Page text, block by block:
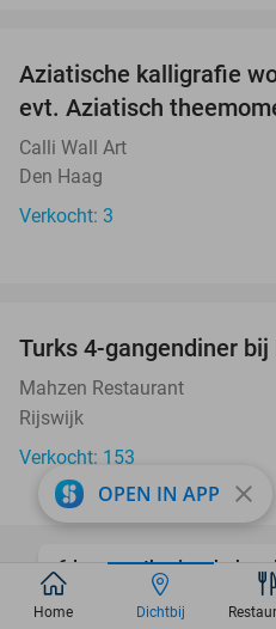
Aziatische kalligrafie
evt. Aziatisch
Calli Wall Art
Den Haag
Verkocht: 3
Turks 4-gangendiner
Mahzen Restaurant
Rijswijk
Verkocht: 153
6 laser-
OPEN IN APP close
Home Dichtbij